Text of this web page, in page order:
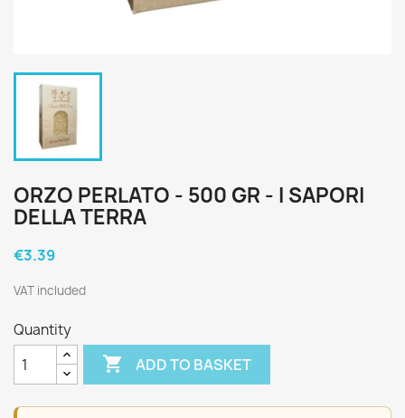
ORZO PERLATO - 500 GR - I SAPORI
DELLA TERRA
€3.39
VAT included
Quantity
 ADD TO BASKET